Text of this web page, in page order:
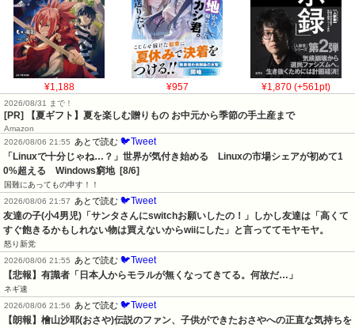
¥1,188 ¥957 ¥1,870 (+561pt)
2026/08/31 まで！
[PR] 【夏ギフト】夏を楽しむ贈りもの お中元から季節の手土産まで
Amazon
2026/08/06 21:55
あとで読む 🐦Tweet
「Linuxで十分じゃね…？」世界が気付き始める　Linuxの市場シェアが初めて1
0%超える　Windows窮地  [8/6]
国難にあってもの申す！！
2026/08/06 21:57
あとで読む 🐦Tweet
友達の子(小4男児)「サンタさんにswitchお願いしたの！」しかし友達は「高くて
すぐ飽きるかもしれない物は買えないからwiiにした」と言っててモヤモヤ。
怒り新党
2026/08/06 21:55
あとで読む 🐦Tweet
【悲報】有識者「日本人からモラルが無くなってきてる。何故だ…」
ネギ速
2026/08/06 21:56
あとで読む 🐦Tweet
【朗報】檜山沙耶(おさや)伝説のファン、子供ができたおさやへの正直な気持ちを